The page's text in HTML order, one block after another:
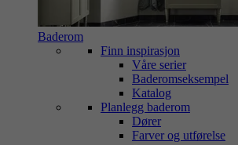
Baderom
Finn inspirasjon
Våre serier
Baderomseksempel
Katalog
Planlegg baderom
Dører
Farver og utførelse